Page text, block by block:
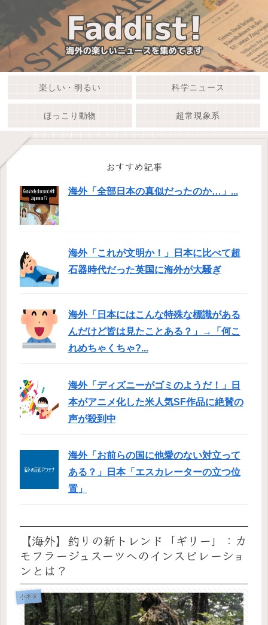
楽しい・明るい 科学ニュース
ほっこり動物 超常現象系
おすすめ記事
海外「全部日本の真似だったのか…」...
海外「これが文明か！」日本に比べて超
石器時代だった英国に海外が大騒ぎ
海外「日本にはこんな特殊な標識がある
んだけど皆は見たことある？」→「何こ
れめちゃくちゃ?...
海外「ディズニーがゴミのようだ！」日
本がアニメ化した米人気SF作品に絶賛の
声が殺到中
海外「お前らの国に他愛のない対立って
ある？」日本「エスカレーターの立つ位
置」
【海外】釣りの新トレンド「ギリー」：カ
モフラージュスーツへのインスピレーショ
ンとは？
小ネタ